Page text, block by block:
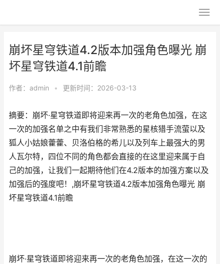
崩坏星穹铁道4.2版本加强角色曝光 崩
坏星穹铁道4.1前瞻
作者： admin • 更新时间：2026-03-13
摘要：崩坏·星穹铁道即将迎来再一次的老角色加强，在这
一次的加强名单之中有我们非常熟悉的星核猎手流萤以及
狐人小姑娘藿藿、贝洛伯格的希儿以及列车上最强大的男
人瓦尔特，四位不同的角色都会直接的在这里迎来属于自
己的加强，让我们一起期待他们在4.2版本的加强方案以及
加强后的强度吧！,崩坏星穹铁道4.2版本加强角色曝光 崩
坏星穹铁道4.1前瞻
崩坏·星穹铁道即将迎来再一次的老角色加强，在这一次的